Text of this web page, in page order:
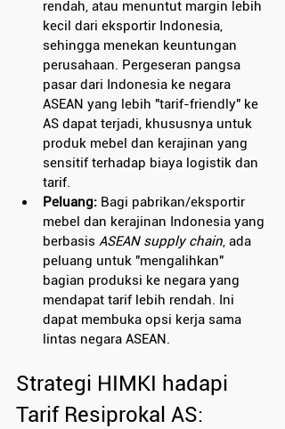
rendah, atau menuntut margin lebih
kecil dari eksportir Indonesia,
sehingga menekan keuntungan
perusahaan. Pergeseran pangsa
pasar dari Indonesia ke negara
ASEAN yang lebih "tarif-friendly" ke
AS dapat terjadi, khususnya untuk
produk mebel dan kerajinan yang
sensitif terhadap biaya logistik dan
tarif.
Peluang: Bagi pabrikan/eksportir
mebel dan kerajinan Indonesia yang
berbasis ASEAN supply chain, ada
peluang untuk "mengalihkan"
bagian produksi ke negara yang
mendapat tarif lebih rendah. Ini
dapat membuka opsi kerja sama
lintas negara ASEAN.
Strategi HIMKI hadapi
Tarif Resiprokal AS: